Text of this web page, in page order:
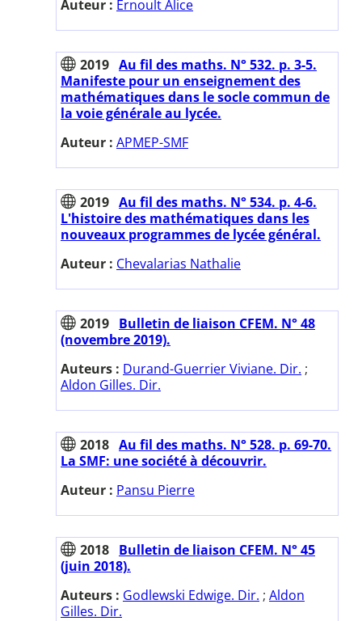
Auteur : Ernoult Alice
2019 Au fil des maths. N° 532. p. 3-5.
Manifeste pour un enseignement des
mathématiques dans le socle commun de
la voie générale au lycée.
Auteur : APMEP-SMF
2019 Au fil des maths. N° 534. p. 4-6.
L'histoire des mathématiques dans les
nouveaux programmes de lycée général.
Auteur : Chevalarias Nathalie
2019 Bulletin de liaison CFEM. N° 48
(novembre 2019).
Auteurs : Durand-Guerrier Viviane. Dir. ;
Aldon Gilles. Dir.
2018 Au fil des maths. N° 528. p. 69-70.
La SMF: une société à découvrir.
Auteur : Pansu Pierre
2018 Bulletin de liaison CFEM. N° 45
(juin 2018).
Auteurs : Godlewski Edwige. Dir. ; Aldon
Gilles. Dir.